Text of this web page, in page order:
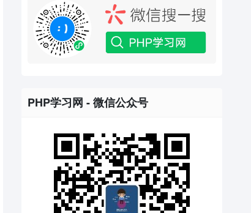
PHP学习网 - 微信公众号